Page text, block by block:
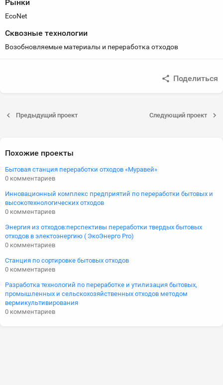
Рынки
EcoNet
Сквозные технологии
Возобновляемые материалы и переработка отходов
Поделиться
Предыдущий проект Следующий проект
Похожие проекты
Бытовая станция переработки отходов «Муравей»
0 комментариев
Инновационный комплекс предприятий по переработки бытовых и
высокотехнологических отходов
0 комментариев
Энергия из отходов:перспективы переработки твердых бытовых
отходов в электоэнергию ( ЭкоЭнерго Pro)
0 комментариев
Станция по сортировке бытовых отходов
0 комментариев
Разработка технологий по переработке и утилизация бытовых,
промышленных и сельскохозяйственных отходов методом
вермикультивирования
0 комментариев